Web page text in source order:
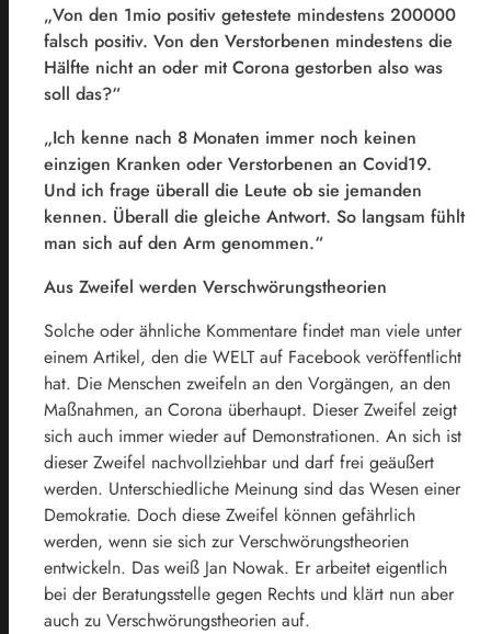
„Von den 1mio positiv getestete mindestens 200000
falsch positiv. Von den Verstorbenen mindestens die
Hälfte nicht an oder mit Corona gestorben also was
soll das?“
„Ich kenne nach 8 Monaten immer noch keinen
einzigen Kranken oder Verstorbenen an Covid19.
Und ich frage überall die Leute ob sie jemanden
kennen. Überall die gleiche Antwort. So langsam fühlt
man sich auf den Arm genommen.“
Aus Zweifel werden Verschwörungstheorien
Solche oder ähnliche Kommentare findet man viele unter
einem Artikel, den die WELT auf Facebook veröffentlicht
hat. Die Menschen zweifeln an den Vorgängen, an den
Maßnahmen, an Corona überhaupt. Dieser Zweifel zeigt
sich auch immer wieder auf Demonstrationen. An sich ist
dieser Zweifel nachvollziehbar und darf frei geäußert
werden. Unterschiedliche Meinung sind das Wesen einer
Demokratie. Doch diese Zweifel können gefährlich
werden, wenn sie sich zur Verschwörungstheorien
entwickeln. Das weiß Jan Nowak. Er arbeitet eigentlich
bei der Beratungsstelle gegen Rechts und klärt nun aber
auch zu Verschwörungstheorien auf.